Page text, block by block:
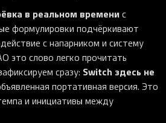
в реальном временис
формулировки подчёркивают
с напарником и систему
это слово легко прочитать
сразу: Switch здесь не
портативная версия. Это
и инициативы между